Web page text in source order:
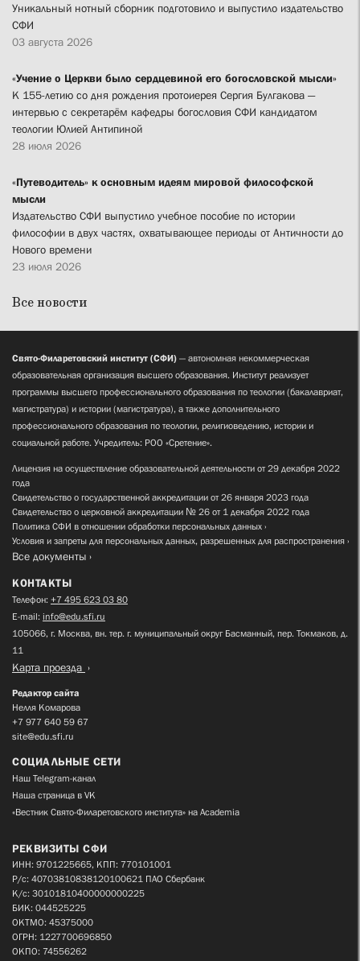
Уникальный нотный сборник подготовило и выпустило издательство
СФИ
03 августа 2026
«Учение о Церкви было сердцевиной его богословской мысли»
К 155-летию со дня рождения протоиерея Сергия Булгакова —
интервью с секретарём кафедры богословия СФИ кандидатом
теологии Юлией Антипиной
28 июля 2026
«Путеводитель» к основным идеям мировой философской
мысли
Издательство СФИ выпустило учебное пособие по истории
философии в двух частях, охватывающее периоды от Античности до
Нового времени
23 июля 2026
Все новости
Свято-Филаретовский институт (СФИ) — автономная некоммерческая
образовательная организация высшего образования. Институт реализует
программы высшего профессионального образования по теологии (бакалавриат,
магистратура) и истории (магистратура), а также дополнительного
профессионального образования по теологии, религиоведению, истории и
социальной работе. Учредитель: РОО «Сретение».
Лицензия на осуществление образовательной деятельности от 29 декабря 2022
года
Свидетельство о государственной аккредитации от 26 января 2023 года
Свидетельство о церковной аккредитации № 26 от 1 декабря 2022 года
Политика СФИ в отношении обработки персональных данных
Условия и запреты для персональных данных, разрешенных для распространения
Все документы
КОНТАКТЫ
Телефон: +7 495 623 03 80
E-mail: info@edu.sfi.ru
105066, г. Москва, вн. тер. г. муниципальный округ Басманный, пер. Токмаков, д.
11
Карта проезда
Редактор сайта
Нелля Комарова
+7 977 640 59 67
site@edu.sfi.ru
СОЦИАЛЬНЫЕ СЕТИ
Наш Telegram-канал
Наша страница в VK
«Вестник Свято-Филаретовского института» на Academia
РЕКВИЗИТЫ СФИ
ИНН: 9701225665, КПП: 770101001
Р/с: 40703810838120100621 ПАО Сбербанк
К/с: 30101810400000000225
БИК: 044525225
ОКТМО: 45375000
ОГРН: 1227700696850
ОКПО: 74556262